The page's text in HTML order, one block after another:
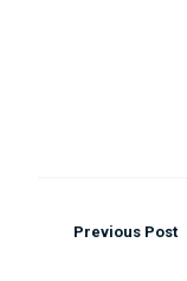
Previous Post